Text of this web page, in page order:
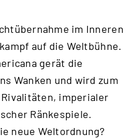
im Inneren
auf die Weltbühne.
gerät die
Wanken und wird zum
imperialer
Ränkespiele.
neue Weltordnung?